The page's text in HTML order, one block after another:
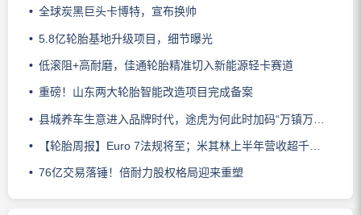
全球炭黑巨头卡博特，宣布换帅
5.8亿轮胎基地升级项目，细节曝光
低滚阻+高耐磨，佳通轮胎精准切入新能源轻卡赛道
重磅！山东两大轮胎智能改造项目完成备案
县城养车生意进入品牌时代，途虎为何此时加码“万镇万店”？
【轮胎周报】Euro 7法规将至；米其林上半年营收超千亿；倍耐力上半年盈利稳增；龙星炭黑斩获欧洲近万吨订单
76亿交易落锤！倍耐力股权格局迎来重塑